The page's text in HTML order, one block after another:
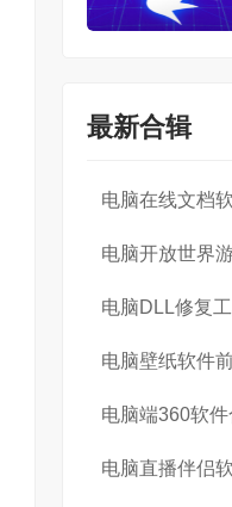
最新合辑
电脑在线文档
电脑开放世界
电脑DLL修复
电脑壁纸软件
电脑端360软
电脑直播伴侣